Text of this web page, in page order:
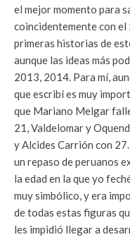
el mejor momento para
coincidentemente con
primeras historias de
aunque las ideas más
2013, 2014. Para mí,
que escribí es muy
que Mariano Melgar
21, Valdelomar y
y Alcides Carrión con
un repaso de peruanos
la edad en la que yo
muy simbólico, y era
de todas estas figuras
les impidió llegar a